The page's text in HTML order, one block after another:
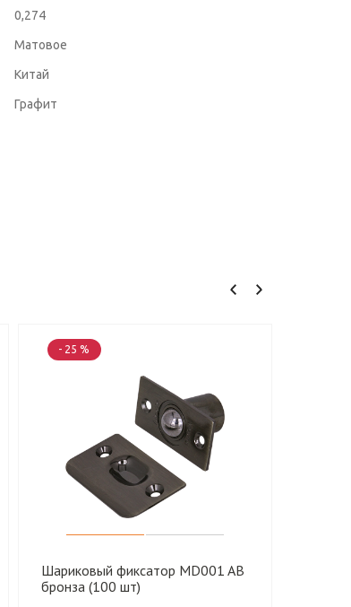
0,274
Матовое
Китай
Графит
- 25 %
Шариковый фиксатор MD001 AB
бронза (100 шт)